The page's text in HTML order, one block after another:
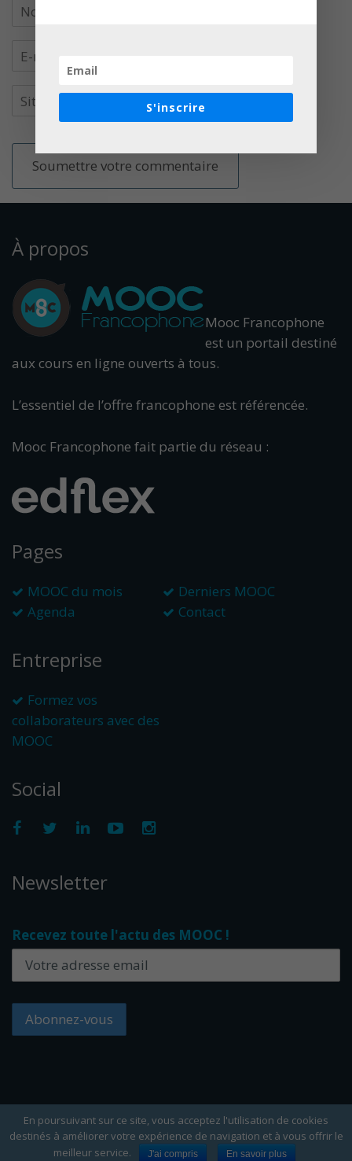
À propos
Mooc Francophone
est un portail destiné
aux cours en ligne ouverts à tous.
L’essentiel de l’offre francophone est référencée.
Mooc Francophone fait partie du réseau :
Pages
MOOC du mois
Derniers MOOC
Agenda
Contact
Entreprise
Formez vos
collaborateurs avec des
MOOC
Social
Newsletter
Recevez toute l'actu des MOOC !
Copyright Edflex © 2024 -Editorial-CGU-Cookies
S'inscrire
En poursuivant sur ce site, vous acceptez l'utilisation de cookies
destinés à améliorer votre expérience de navigation et à vous offrir le
meilleur service.
J'ai compris En savoir plus